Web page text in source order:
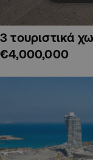
3 τουριστικά
€4,000,000